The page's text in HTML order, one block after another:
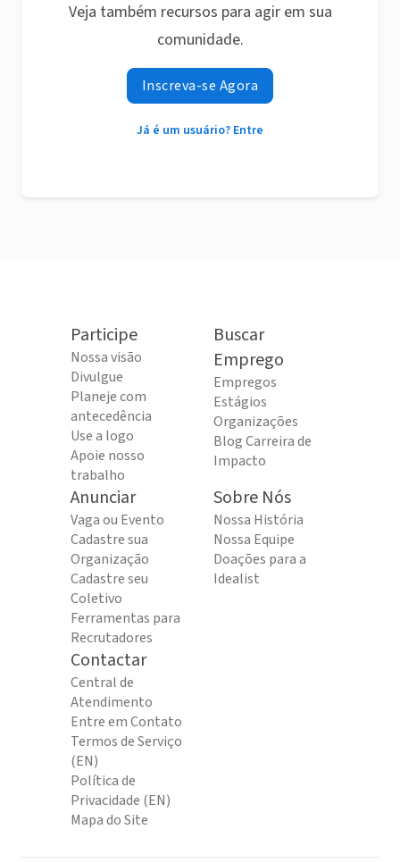
Veja também recursos para agir em sua
comunidade.
Inscreva-se Agora
Já é um usuário? Entre
Participe
Nossa visão
Divulgue
Planeje com
antecedência
Use a logo
Apoie nosso
trabalho
Buscar
Emprego
Empregos
Estágios
Organizações
Blog Carreira de
Impacto
Anunciar
Vaga ou Evento
Cadastre sua
Organização
Cadastre seu
Coletivo
Ferramentas para
Recrutadores
Sobre Nós
Nossa História
Nossa Equipe
Doações para a
Idealist
Contactar
Central de
Atendimento
Entre em Contato
Termos de Serviço
(EN)
Política de
Privacidade (EN)
Mapa do Site